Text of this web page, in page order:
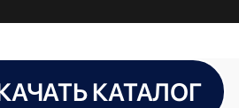
КАТАЛОГ